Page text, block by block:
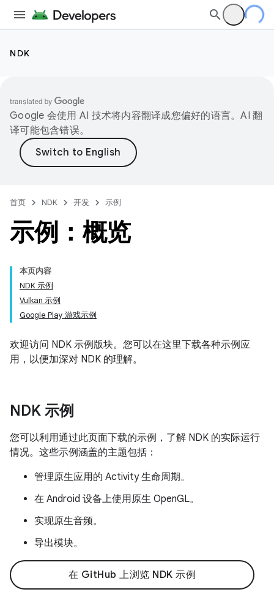
NDK
Google 会使用 AI 技术将内容翻译成您偏好的语言。AI 翻
译可能包含错误。
首页 NDK 开发 示例
示例：概览
本页内容
NDK 示例
Vulkan 示例
Google Play 游戏示例
欢迎访问 NDK 示例版块。您可以在这里下载各种示例应
用，以便加深对 NDK 的理解。
NDK 示例
您可以利用通过此页面下载的示例，了解 NDK 的实际运行
情况。这些示例涵盖的主题包括：
管理原生应用的 Activity 生命周期。
在 Android 设备上使用原生 OpenGL。
实现原生音频。
导出模块。
在 GitHub 上浏览 NDK 示例